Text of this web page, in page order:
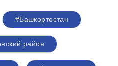
#Башкортостан
район